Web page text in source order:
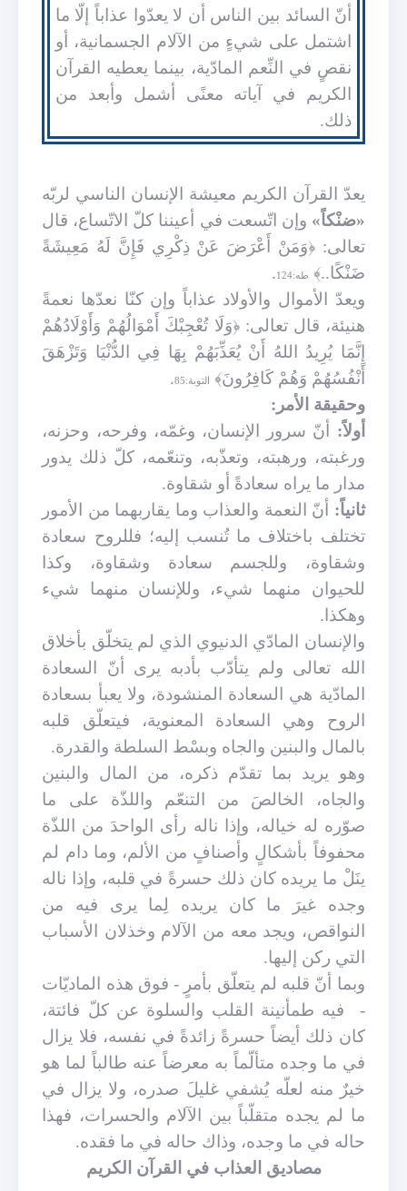
أنّ السائد بين الناس أن لا يعدّوا عذاباً إلّا ما
اشتمل على شيءٍ من الآلام الجسمانية، أو
نقصٍ في النِّعم المادّية، بينما يعطيه القرآن
الكريم في آياته معنًى أشمل وأبعد من
ذلك.
يعدّ القرآن الكريم معيشة الإنسان الناسي لربّه
«ضنْكاً» وإن اتّسعت في أعيننا كلّ الاتّساع، قال
تعالى: ﴿وَمَنْ أَعْرَضَ عَنْ ذِكْرِي فَإِنَّ لَهُ مَعِيشَةً
ضَنْكًا..﴾ طه:124
.
ويعدّ الأموال والأولاد عذاباً وإن كنّا نعدّها نعمةً
هنيئة، قال تعالى: ﴿وَلَا تُعْجِبْكَ أَمْوَالُهُمْ وَأَوْلَادُهُمْ
إِنَّمَا يُرِيدُ اللهُ أَنْ يُعَذِّبَهُمْ بِهَا فِي الدُّنْيَا وَتَزْهَقَ
أَنْفُسُهُمْ وَهُمْ كَافِرُونَ﴾
التوبة:85
.
وحقيقة الأمر:
أولاً: أنّ سرور الإنسان، وغمّه، وفرحه، وحزنه،
ورغبته، ورهبته، وتعذّبه، وتنعّمه، كلّ ذلك يدور
مدار ما يراه سعادةً أو شقاوة.
ثانياً: أنّ النعمة والعذاب وما يقاربهما من الأمور
تختلف باختلاف ما تُنسب إليه؛ فللروح سعادة
وشقاوة، وللجسم سعادة وشقاوة، وكذا
للحيوان منهما شيء، وللإنسان منهما شيء
وهكذا.
والإنسان المادّي الدنيوي الذي لم يتخلّق بأخلاق
الله تعالى ولم يتأدّب بأدبه يرى أنّ السعادة
المادّية هي السعادة المنشودة، ولا يعبأ بسعادة
الروح وهي السعادة المعنوية، فيتعلّق قلبه
بالمال والبنين والجاه وبسْط السلطة والقدرة.
وهو يريد بما تقدّم ذكره، من المال والبنين
والجاه، الخالصَ من التنعّم واللذّة على ما
صوّره له خياله، وإذا ناله رأى الواحدَ من اللذّة
محفوفاً بأشكالٍ وأصنافٍ من الألم، وما دام لم
ينَلْ ما يريده كان ذلك حسرةً في قلبه، وإذا ناله
وجده غيرَ ما كان يريده لِما يرى فيه من
النواقص، ويجد معه من الآلام وخذلان الأسباب
التي ركن إليها.
وبما أنّ قلبه لم يتعلّق بأمرٍ - فوق هذه الماديّات
-
فيه طمأنينة القلب والسلوة عن كلّ فائتة،
كان ذلك أيضاً حسرةً زائدةً في نفسه، فلا يزال
في ما وجده متألّماً به معرضاً عنه طالباً لما هو
خيرٌ منه لعلّه يُشفي غليلَ صدره، ولا يزال في
ما لم يجده متقلّباً بين الآلام والحسرات، فهذا
حاله في ما وجده، وذاك حاله في ما فقده.
مصاديق العذاب في القرآن الكريم